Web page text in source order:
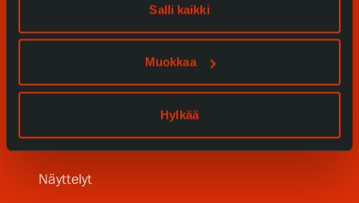
Salli kaikki
Muokkaa
Hylkää
Tule meille
Näyttelyt